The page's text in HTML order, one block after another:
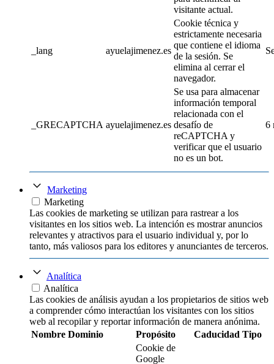
visitante actual.
_lang ayuelajimenez.es
Cookie técnica y
estrictamente necesaria
que contiene el idioma
de la sesión. Se
elimina al cerrar el
navegador.
_GRECAPTCHA ayuelajimenez.es
Se usa para almacenar
información temporal
relacionada con el
desafío de
reCAPTCHA y
verificar que el usuario
no es un bot.
6
Marketing
Marketing
Las cookies de marketing se utilizan para rastrear a los
visitantes en los sitios web. La intención es mostrar anuncios
relevantes y atractivos para el usuario individual y, por lo
tanto, más valiosos para los editores y anunciantes de terceros.
Analítica
Analítica
Las cookies de análisis ayudan a los propietarios de sitios web
a comprender cómo interactúan los visitantes con los sitios
web al recopilar y reportar información de manera anónima.
Nombre Dominio Propósito Caducidad Tipo
Cookie de
Google